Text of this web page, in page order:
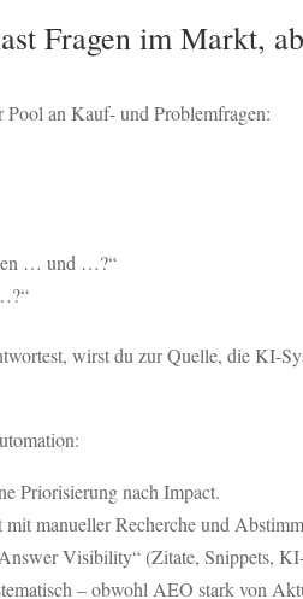
Fragen im Markt,
Pool an Kauf- und Problemfragen:
… und …?“
wirst du zur Quelle, die KI-
Priorisierung nach Impact.
manueller Recherche und
Visibility“ (Zitate, Snippets,
– obwohl AEO stark von